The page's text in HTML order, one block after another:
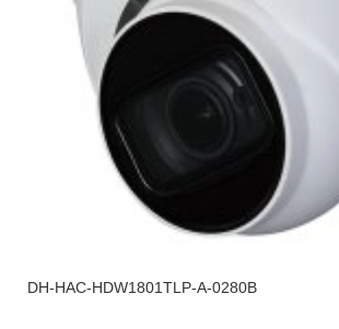
DH-HAC-HDW1801TLP-A-0280B